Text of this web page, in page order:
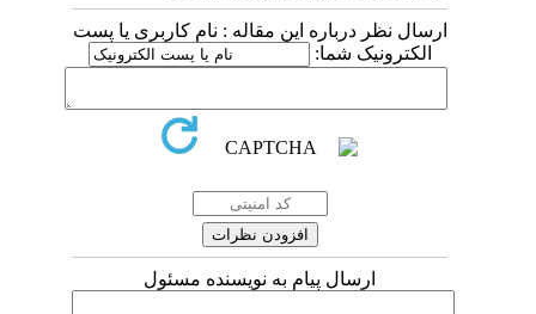
ارسال نظر درباره این مقاله : نام کاربری یا پست
الکترونیک شما:
ارسال پیام به نویسنده مسئول